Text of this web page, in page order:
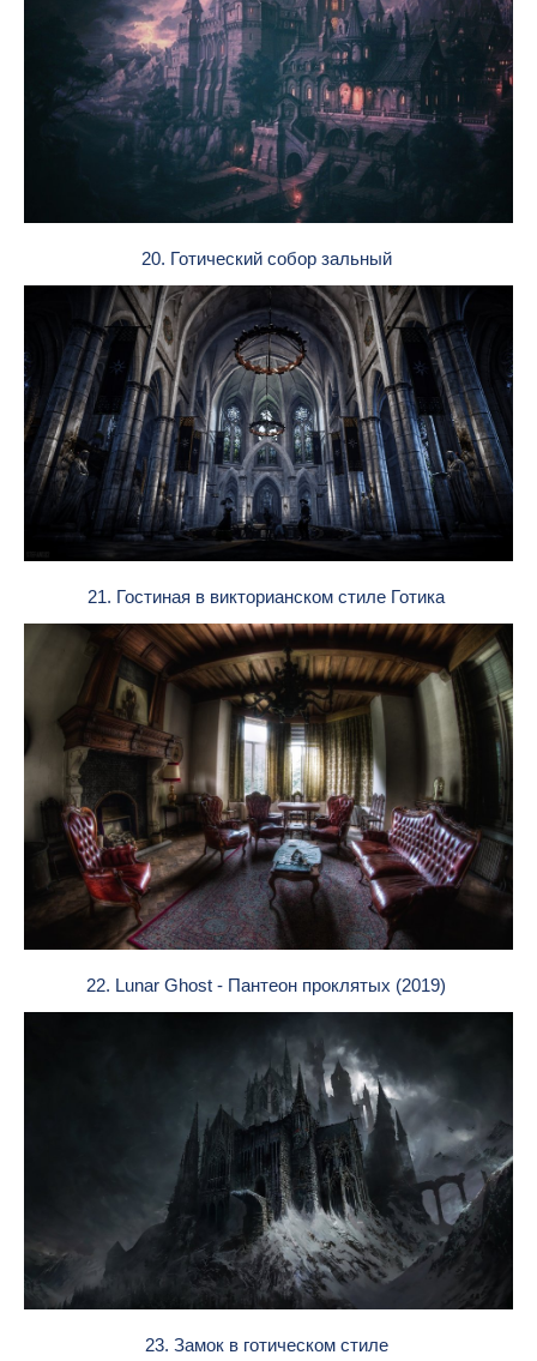
20. Готический собор зальный
21. Гостиная в викторианском стиле Готика
22. Lunar Ghost - Пантеон проклятых (2019)
23. Замок в готическом стиле